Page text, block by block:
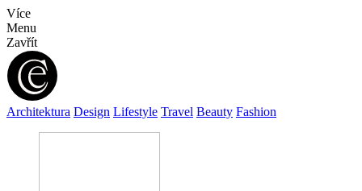
Více
Menu
Zavřít
Architektura Design Lifestyle Travel Beauty Fashion